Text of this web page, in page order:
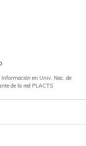
Información en Univ. Nac. de
de la red PLACTS